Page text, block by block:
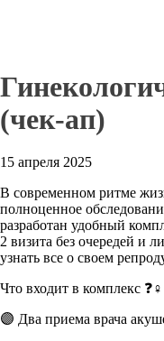
(чек-ап)
15 апреля 2025
В современном ритме
полноценное
разработан удобный
2 визита без очередей и
узнать все о своем
Что входит в комплекс ❓♀️
🟣 Два приема врача